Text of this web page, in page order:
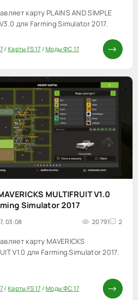
карту PLAINS AND SIMPLE
для Farming Simulator 2017.
/ Карты FS 17/Моды ФС 17
20
MULTIFRUIT V1.0
Simulator 2017
03:08 20 791 2
карту MAVERICKS
V1.0 для Farming Simulator 2017.
/ Карты FS 17/Моды ФС 17
0